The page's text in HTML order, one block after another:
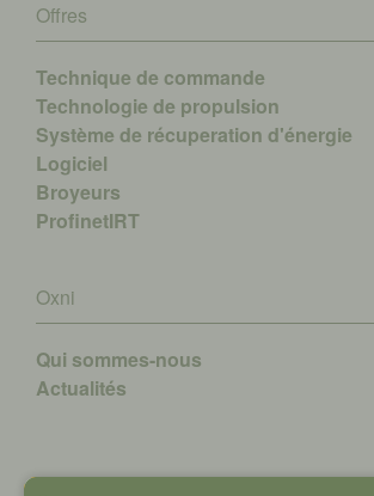
Offres
Technique de commande
Technologie de propulsion
Système de récuperation d'énergie
Logiciel
Broyeurs
ProfinetIRT
Oxni
Qui sommes-nous
Actualités